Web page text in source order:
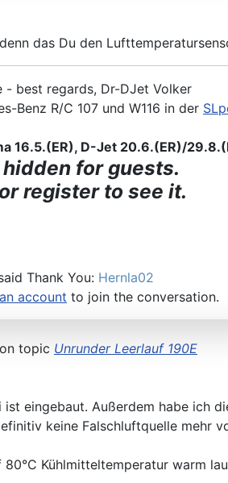
das Du den
- best regards, Dr-DJet Volker
Benz R/C 107 und W116 in der
16.5.(ER), D-Jet 20.6.(ER)/
for guests.
register to see it.
Thank You: Hernla02
account to join the conversation.
on topic Unrunder Leerlauf 190E
ist eingebaut. Außerdem habe ich
keine Falschluftquelle mehr
80°C Kühlmitteltemperatur warm